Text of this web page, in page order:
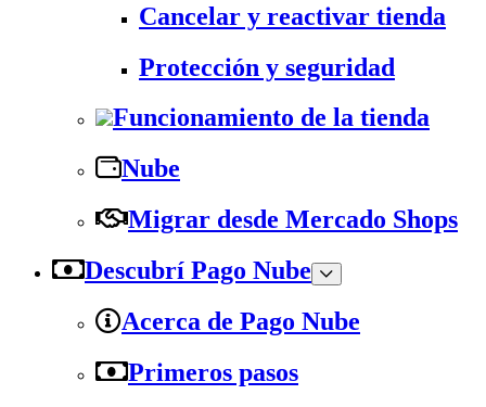
Cancelar y reactivar tienda
Protección y seguridad
Funcionamiento de la tienda
Nube
Migrar desde Mercado Shops
Descubrí Pago Nube
Acerca de Pago Nube
Primeros pasos